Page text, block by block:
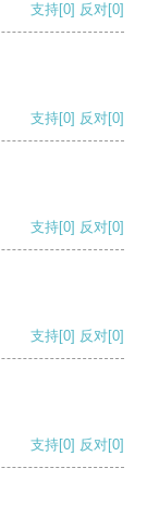
支持[0] 反对[0]
支持[0] 反对[0]
支持[0] 反对[0]
支持[0] 反对[0]
支持[0] 反对[0]